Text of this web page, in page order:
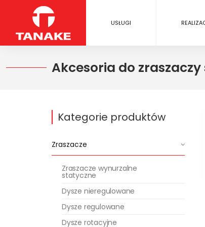
USŁUGI
Akcesoria do
Kategorie produktów
Zraszacze
Zraszacze wynurzalne
statyczne
Dysze nieregulowane
Dysze regulowane
Dysze rotacyjne